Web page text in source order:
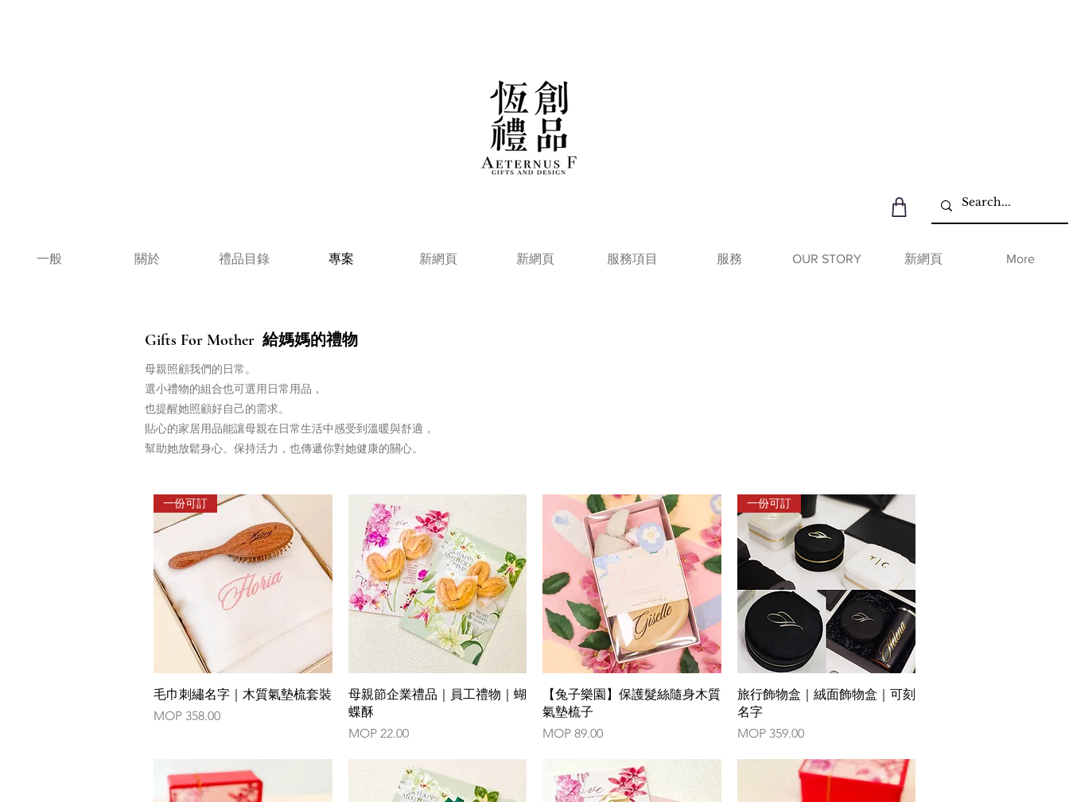
一般 關於 禮品目錄 專案 新網頁 新網頁 服務項目 服務 OUR STORY 新網頁 More
Gifts For Mother 給媽媽的禮物
母親照顧我們的日常。
選小禮物的組合也可選用日常用品，
也提醒她照顧好自己的需求。
貼心的家居用品能讓母親在日常生活中感受到溫暖與舒適，
幫助她放鬆身心、保持活力，也傳遞你對她健康的關心。
Quick View
一份可訂
毛巾刺繡名字｜木質氣墊梳套裝
Price
MOP 358.00
Quick View
母親節企業禮品｜員工禮物｜蝴
蝶酥
Price
MOP 22.00
Quick View
【兔子樂園】保護髮絲隨身木質
氣墊梳子
Price
MOP 89.00
Quick View
一份可訂
旅行飾物盒｜絨面飾物盒｜可刻
名字
Price
MOP 359.00